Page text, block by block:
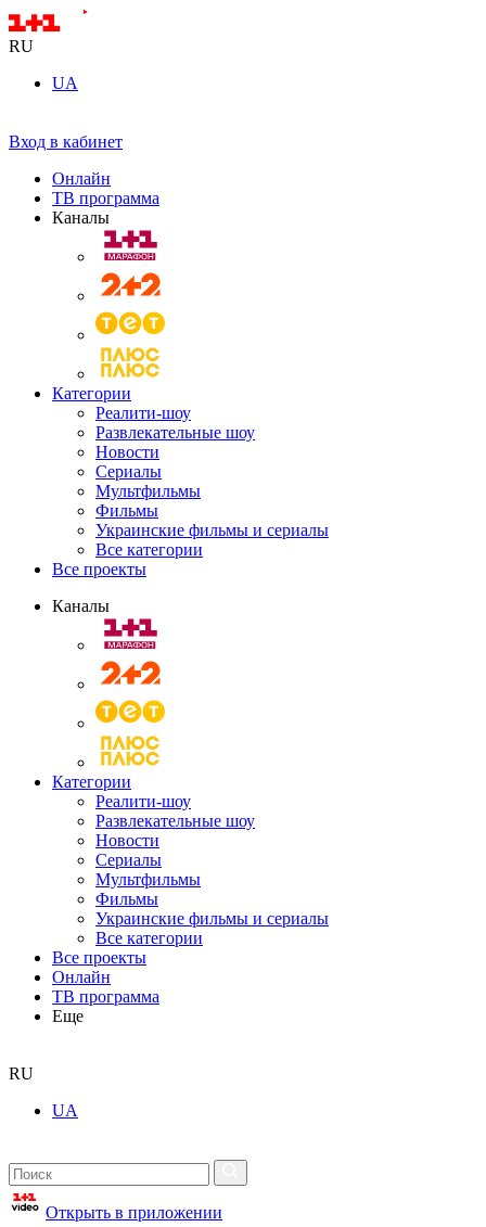
RU
UA
Вход в кабинет
Онлайн
ТВ программа
Каналы
Категории
Реалити-шоу
Развлекательные шоу
Новости
Сериалы
Мультфильмы
Фильмы
Украинские фильмы и сериалы
Все категории
Все проекты
Каналы
Категории
Реалити-шоу
Развлекательные шоу
Новости
Сериалы
Мультфильмы
Фильмы
Украинские фильмы и сериалы
Все категории
Все проекты
Онлайн
ТВ программа
Еще
RU
UA
Открыть в приложении